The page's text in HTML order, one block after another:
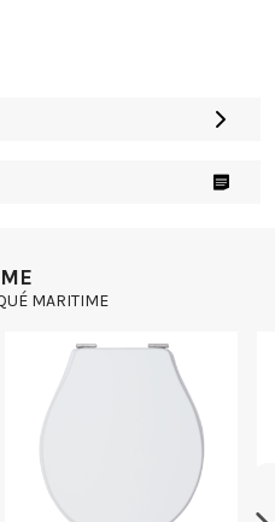
MARITIME